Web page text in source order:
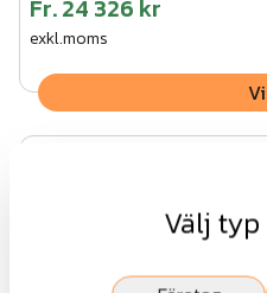
Fr.24 326 kr
exkl.moms
Välj